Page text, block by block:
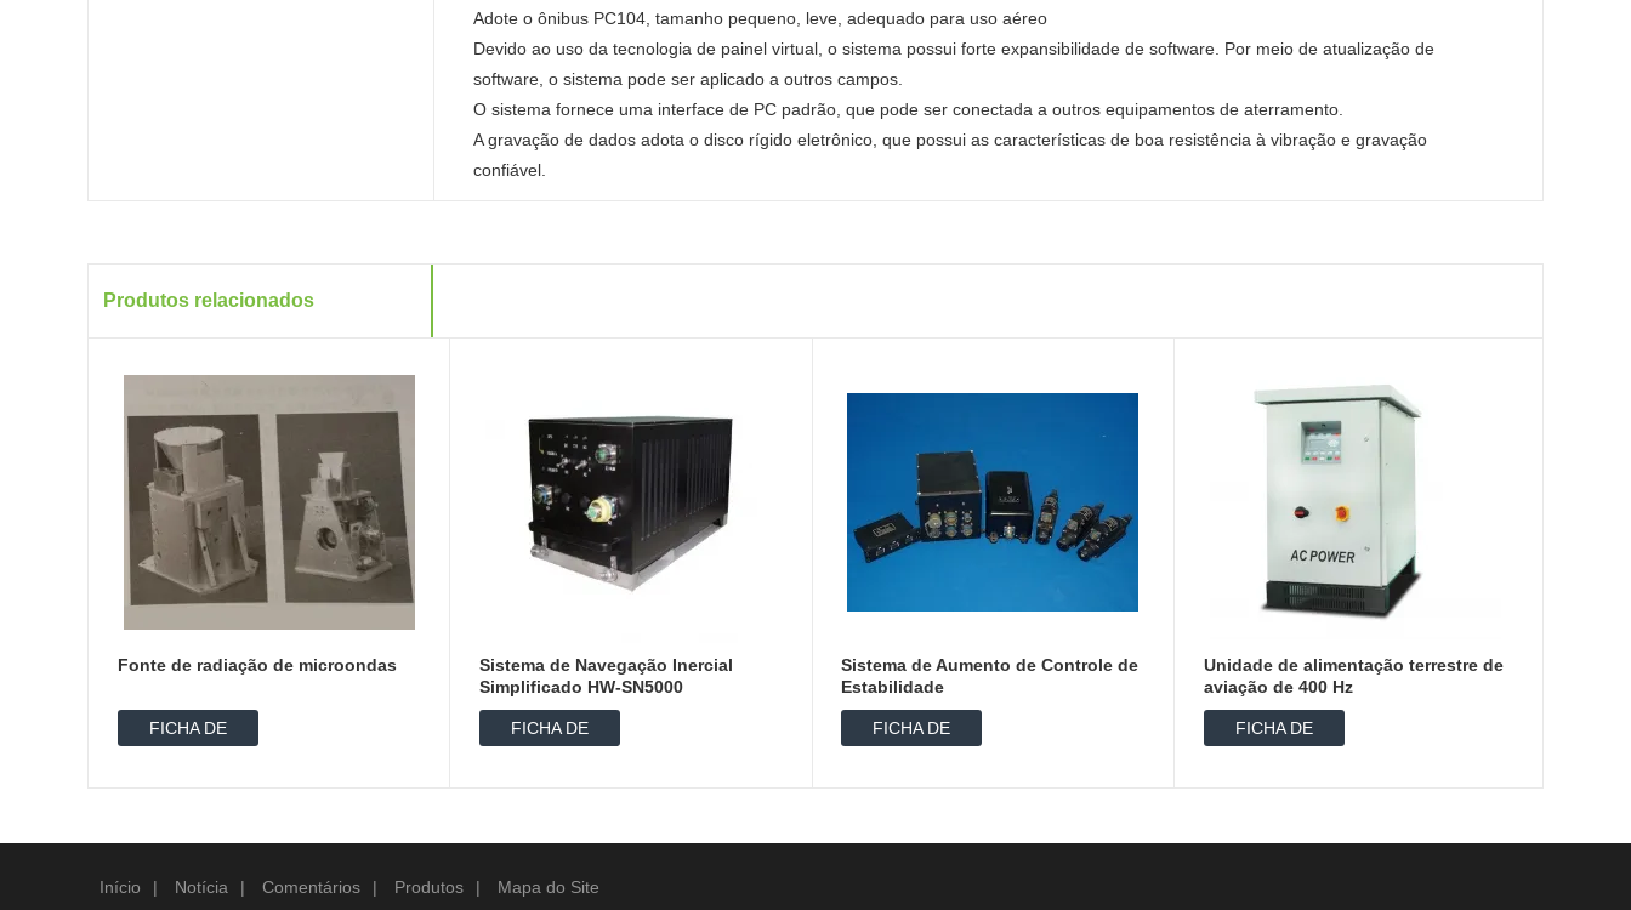
Adote o ônibus PC104, tamanho pequeno, leve, adequado para uso aéreo
Devido ao uso da tecnologia de painel virtual, o sistema possui forte expansibilidade de software. Por meio de atualização de
software, o sistema pode ser aplicado a outros campos.
O sistema fornece uma interface de PC padrão, que pode ser conectada a outros equipamentos de aterramento.
A gravação de dados adota o disco rígido eletrônico, que possui as características de boa resistência à vibração e gravação
confiável.
Produtos relacionados
Fonte de radiação de microondas
FICHA DE
Sistema de Navegação Inercial
Simplificado HW-SN5000
FICHA DE
Sistema de Aumento de Controle de
Estabilidade
FICHA DE
Unidade de alimentação terrestre de
aviação de 400 Hz
FICHA DE
Início | Notícia | Comentários | Produtos | Mapa do Site